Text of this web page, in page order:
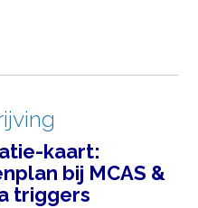
kaart:
bij MCAS &
triggers